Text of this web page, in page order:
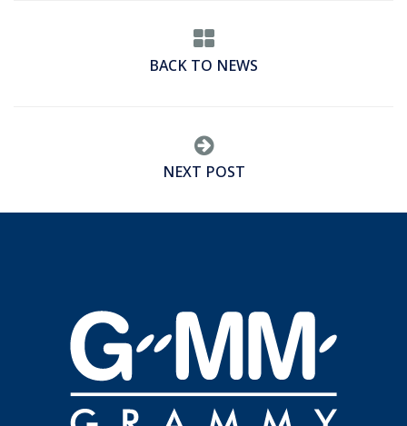
BACK TO NEWS
NEXT POST